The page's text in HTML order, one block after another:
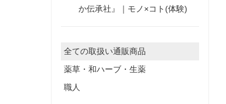
か伝承社』｜モノ×コト(体験)
全ての取扱い通販商品
薬草・和ハーブ・生薬
職人